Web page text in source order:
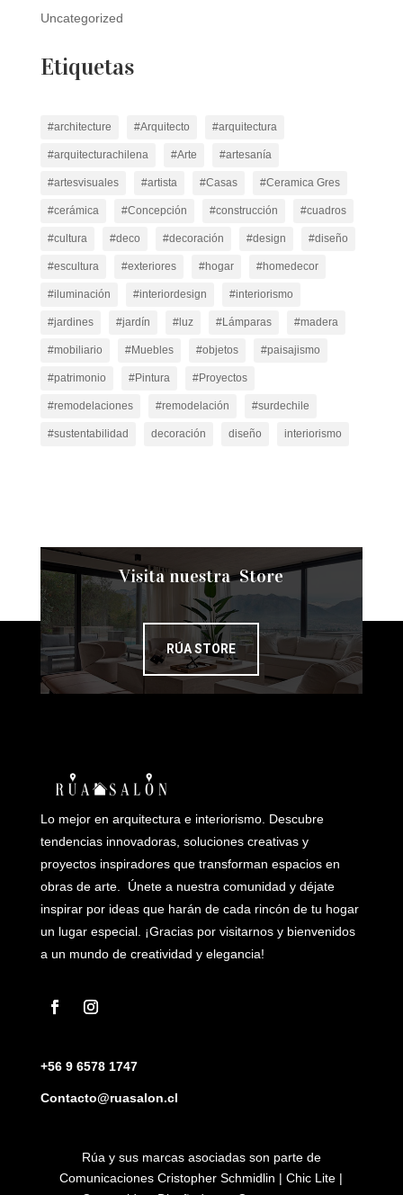
Uncategorized
Etiquetas
#architecture #Arquitecto #arquitectura
#arquitecturachilena #Arte #artesanía
#artesvisuales #artista #Casas #Ceramica Gres
#cerámica #Concepción #construcción #cuadros
#cultura #deco #decoración #design #diseño
#escultura #exteriores #hogar #homedecor
#iluminación #interiordesign #interiorismo
#jardines #jardín #luz #Lámparas #madera
#mobiliario #Muebles #objetos #paisajismo
#patrimonio #Pintura #Proyectos
#remodelaciones #remodelación #surdechile
#sustentabilidad decoración diseño interiorismo
Visita nuestra Store
RÚA STORE
Lo mejor en arquitectura e interiorismo. Descubre
tendencias innovadoras, soluciones creativas y
proyectos inspiradores que transforman espacios en
obras de arte. Únete a nuestra comunidad y déjate
inspirar por ideas que harán de cada rincón de tu hogar
un lugar especial. ¡Gracias por visitarnos y bienvenidos
a un mundo de creatividad y elegancia!
+56 9 6578 1747
Contacto@ruasalon.cl
Rúa y sus marcas asociadas son parte de
Comunicaciones Cristopher Schmidlin | Chic Lite |